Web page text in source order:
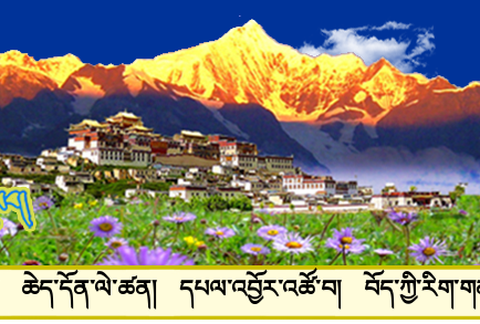
ཆེད་དོན་ལེ་ཚན། དཔལ་འབྱོར་འཚོ་བ།